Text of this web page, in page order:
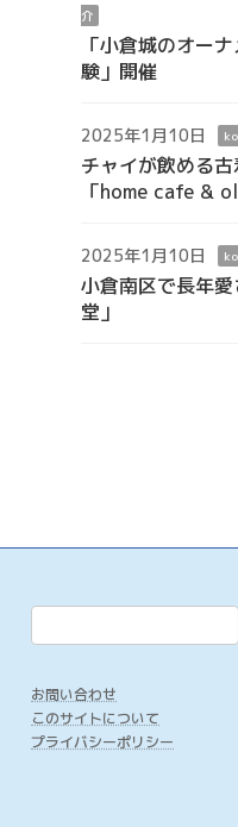
介
「小倉城のオー
験」開催
2025年1月10日
チャイが飲める
「home cafe &
2025年1月10日
小倉南区で長年
堂」
お問い合わせ
このサイトについて
プライバシーポリシー